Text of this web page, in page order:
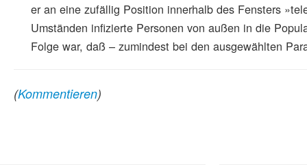
er an eine zufällig Position innerhalb des Fensters
Umständen infizierte Personen von außen in die
Folge war, daß – zumindest bei den ausgewählten
(Kommentieren)